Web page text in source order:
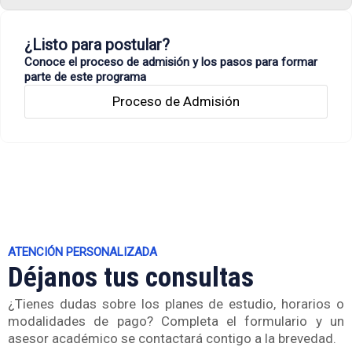
¿Listo para postular?
Conoce el proceso de admisión y los pasos para formar
parte de este programa
Proceso de Admisión
ATENCIÓN PERSONALIZADA
Déjanos tus consultas
¿Tienes dudas sobre los planes de estudio, horarios o
modalidades de pago? Completa el formulario y un
asesor académico se contactará contigo a la brevedad.